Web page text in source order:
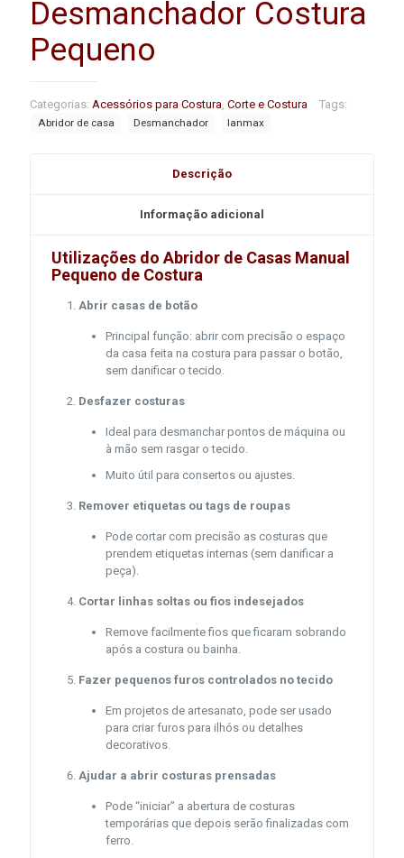
Desmanchador Costura
Pequeno
Categorias: Acessórios para Costura, Corte e Costura Tags:
Abridor de casa Desmanchador lanmax
Descrição
Informação adicional
Utilizações do Abridor de Casas Manual
Pequeno de Costura
Abrir casas de botão
Principal função: abrir com precisão o espaço
da casa feita na costura para passar o botão,
sem danificar o tecido.
Desfazer costuras
Ideal para desmanchar pontos de máquina ou
à mão sem rasgar o tecido.
Muito útil para consertos ou ajustes.
Remover etiquetas ou tags de roupas
Pode cortar com precisão as costuras que
prendem etiquetas internas (sem danificar a
peça).
Cortar linhas soltas ou fios indesejados
Remove facilmente fios que ficaram sobrando
após a costura ou bainha.
Fazer pequenos furos controlados no tecido
Em projetos de artesanato, pode ser usado
para criar furos para ilhós ou detalhes
decorativos.
Ajudar a abrir costuras prensadas
Pode “iniciar” a abertura de costuras
temporárias que depois serão finalizadas com
ferro.